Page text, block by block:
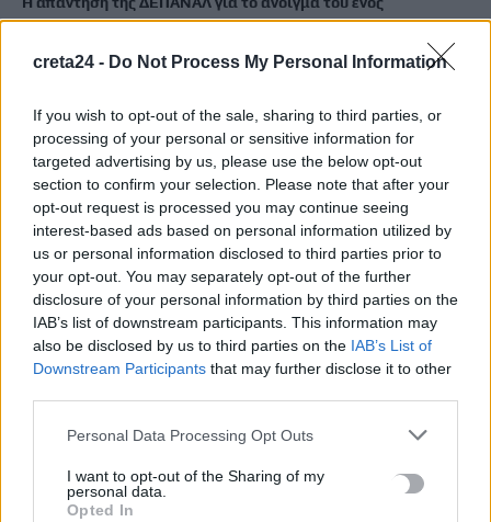
creta24 - Do Not Process My Personal Information
If you wish to opt-out of the sale, sharing to third parties, or
processing of your personal or sensitive information for
targeted advertising by us, please use the below opt-out
section to confirm your selection. Please note that after your
opt-out request is processed you may continue seeing
interest-based ads based on personal information utilized by
us or personal information disclosed to third parties prior to
your opt-out. You may separately opt-out of the further
disclosure of your personal information by third parties on the
IAB’s list of downstream participants. This information may
also be disclosed by us to third parties on the IAB’s List of
Downstream Participants that may further disclose it to other
Personal Data Processing Opt Outs
I want to opt-out of the Sharing of my
personal data.
Opted In
εκατομμυρίου
7 Αυγούστου, 2026
Λιμενικό: Ζητούν ενίσχυση των υπηρεσιών στην Κρήτη λόγω
των αυξημένων μεταναστευτικών ροών
7 Αυγούστου, 2026
Νεκρή ανασύρθηκε 53χρονη από ακάλυπτο πολυκατοικίας
στο Γουδί
7 Αυγούστου, 2026
TRENDING
#MARFIN #ΕΜΠΡΗΣΤΙΚΗ ΕΠΙΘΕΣΗ #ΤΑΚΗΣ ΘΕΟΔΩΡΙΚΑΚΟΣ
ΡΑΝΤΑΡ